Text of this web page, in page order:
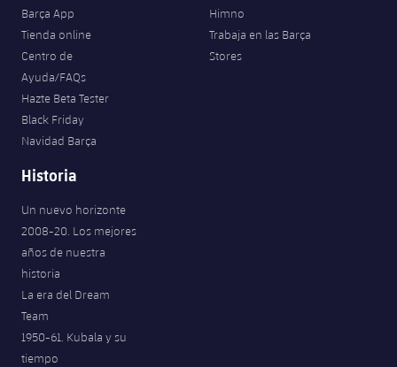
Barça App
Tienda online
Centro de
Ayuda/FAQs
Hazte Beta Tester
Black Friday
Navidad Barça
Himno
Trabaja en las Barça
Stores
Historia
Un nuevo horizonte
2008-20. Los mejores
años de nuestra
historia
La era del Dream
Team
1950-61. Kubala y su
tiempo